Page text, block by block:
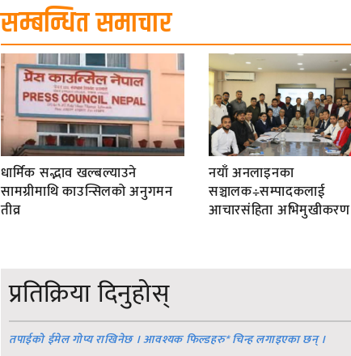
सम्बन्धित समाचार
धार्मिक सद्भाव खल्बल्याउने
सामग्रीमाथि काउन्सिलको अनुगमन
तीव्र
नयाँ अनलाइनका
सञ्चालक÷सम्पादकलाई
आचारसंहिता अभिमुखीकरण
प्रतिक्रिया दिनुहोस्
तपाईको ईमेल गोप्य राखिनेछ । आवश्यक फिल्डहरु*चिन्ह लगाइएका छन् ।